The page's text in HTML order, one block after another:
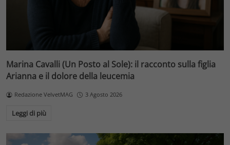
Marina Cavalli (Un Posto al Sole): il racconto sulla figlia
Arianna e il dolore della leucemia
Redazione VelvetMAG 3 Agosto 2026
Leggi di più